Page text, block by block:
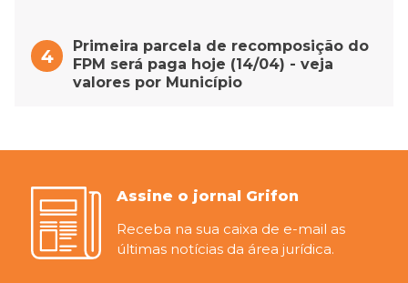
Primeira parcela de recomposição do
FPM será paga hoje (14/04) - veja
valores por Município
Assine o jornal Grifon
Receba na sua caixa de e-mail as
últimas notícias da área jurídica.